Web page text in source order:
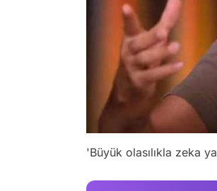
'Büyük olasılıkla zeka